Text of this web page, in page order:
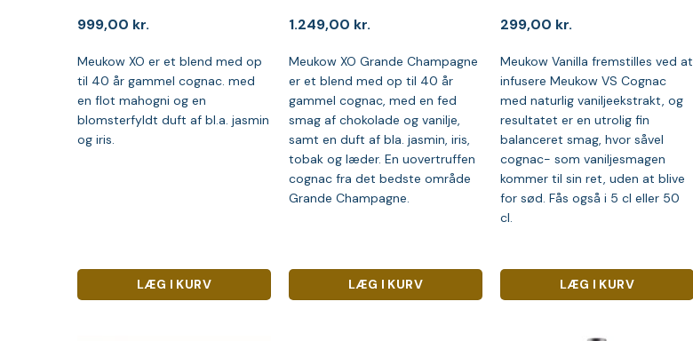
999,00 kr.
Meukow XO er et blend med op
til 40 år gammel cognac. med
en flot mahogni og en
blomsterfyldt duft af bl.a. jasmin
og iris.
LÆG I KURV
1.249,00 kr.
Meukow XO Grande Champagne
er et blend med op til 40 år
gammel cognac, med en fed
smag af chokolade og vanilje,
samt en duft af bla. jasmin, iris,
tobak og læder. En uovertruffen
cognac fra det bedste område
Grande Champagne.
LÆG I KURV
299,00 kr.
Meukow Vanilla fremstilles ved at
infusere Meukow VS Cognac
med naturlig vaniljeekstrakt, og
resultatet er en utrolig fin
balanceret smag, hvor såvel
cognac- som vaniljesmagen
kommer til sin ret, uden at blive
for sød. Fås også i 5 cl eller 50
cl.
LÆG I KURV